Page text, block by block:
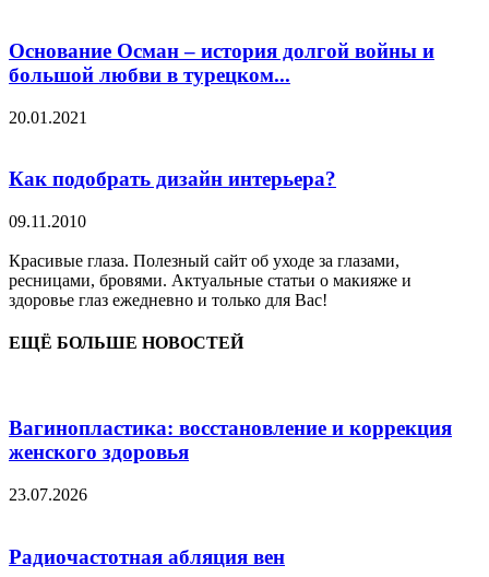
Основание Осман – история долгой войны и
большой любви в турецком...
20.01.2021
Как подобрать дизайн интерьера?
09.11.2010
Красивые глаза. Полезный сайт об уходе за глазами,
ресницами, бровями. Актуальные статьи о макияже и
здоровье глаз ежедневно и только для Вас!
ЕЩЁ БОЛЬШЕ НОВОСТЕЙ
Вагинопластика: восстановление и коррекция
женского здоровья
23.07.2026
Радиочастотная абляция вен